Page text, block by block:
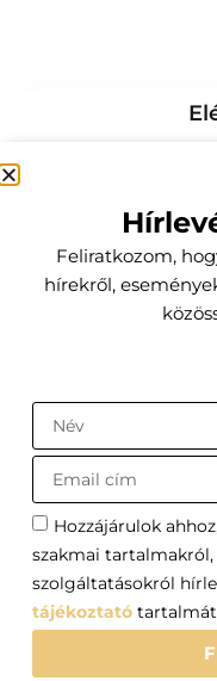
Az a hivatásom,
testi, lelki,
Szántai Edina
Adatvédelmi
Feliratkozom,
hírekről,
Hozzájárulok
szakmai
szolgáltatásokról
tájékoztatótartalmát